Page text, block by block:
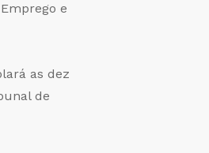
e
as dez
de